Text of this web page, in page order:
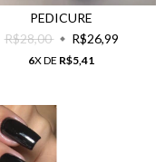
PEDICURE
R$28,00
R$26,99
6X DE R$5,41